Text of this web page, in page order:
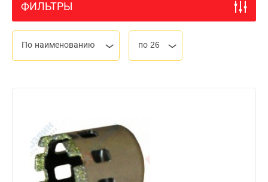
ФИЛЬТРЫ
По наименованию по 26